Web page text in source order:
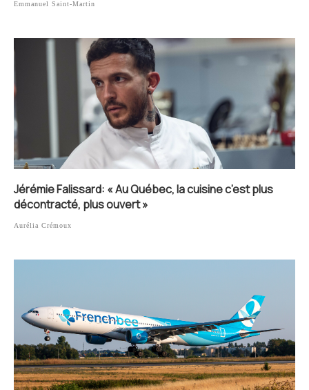
Emmanuel Saint-Martin
Jérémie Falissard: « Au Québec, la cuisine c’est plus
décontracté, plus ouvert »
Aurélia Crémoux